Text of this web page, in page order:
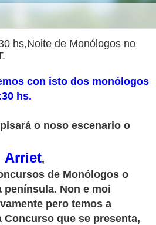
hs,Noite de Monólogos no
con isto dos monólogos
hs.
o noso escenario o
,
de Monólogos o
península. Non e moi
pero temos a
Concurso que se presenta,